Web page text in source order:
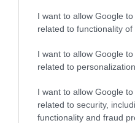
I want to allow Google
related to functionality of
I want to allow Google
related to personalization.
I want to allow Google
related to security,
functionality and fraud
Művelődj, szórakozz,
és ismerd meg a